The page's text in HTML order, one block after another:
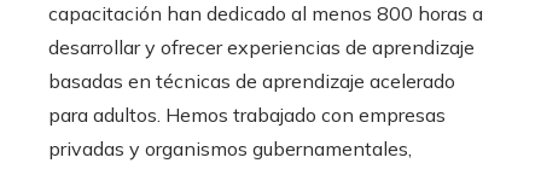
capacitación han dedicado al menos 800 horas a
desarrollar y ofrecer experiencias de aprendizaje
basadas en técnicas de aprendizaje acelerado
para adultos. Hemos trabajado con empresas
privadas y organismos gubernamentales,